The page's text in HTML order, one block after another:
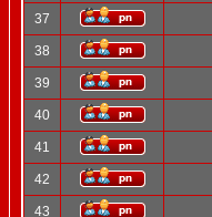
37
38
39
40
41
42
43